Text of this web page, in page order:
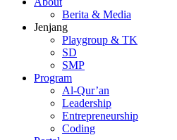
Berita & Media
Jenjang
Playgroup & TK
SD
SMP
Program
Al-Qur’an
Leadership
Entrepreneurship
Coding